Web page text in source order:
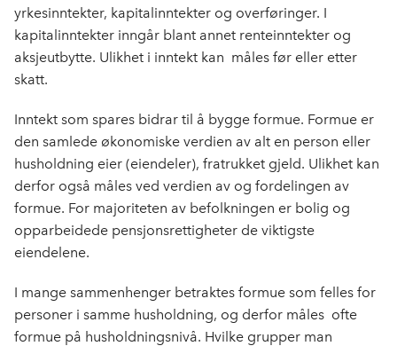
yrkesinntekter, kapitalinntekter og overføringer. I
kapitalinntekter inngår blant annet renteinntekter og
aksjeutbytte. Ulikhet i inntekt kan måles før eller etter
skatt.
Inntekt som spares bidrar til å bygge formue. Formue er
den samlede økonomiske verdien av alt en person eller
husholdning eier (eiendeler), fratrukket gjeld. Ulikhet kan
derfor også måles ved verdien av og fordelingen av
formue. For majoriteten av befolkningen er bolig og
opparbeidede pensjonsrettigheter de viktigste
eiendelene.
I mange sammenhenger betraktes formue som felles for
personer i samme husholdning, og derfor måles ofte
formue på husholdningsnivå. Hvilke grupper man